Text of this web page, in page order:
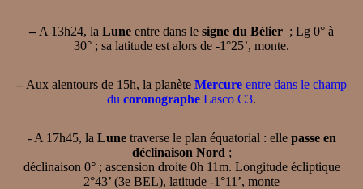
– A 13h24, la Lune entre dans le signe du Bélier ; Lg 0° à
30° ; sa latitude est alors de -1°25’, monte.
– Aux alentours de 15h, la planète Mercure entre dans le champ
du coronographe Lasco C3.
- A 17h45, la Lunetraverse le plan équatorial : elle passe en
déclinaison Nord ;
déclinaison 0° ; ascension droite 0h 11m. Longitude écliptique
2°43’ (3e BEL), latitude -1°11’, monte